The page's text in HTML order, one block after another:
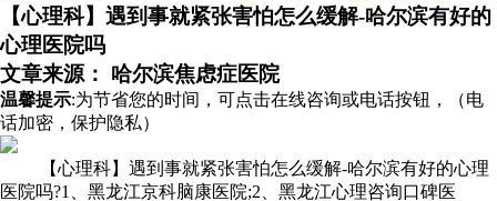
【心理科】遇到事就紧张害怕怎么缓解-哈尔滨有好的
心理医院吗
文章来源： 哈尔滨焦虑症医院
温馨提示:为节省您的时间，可点击在线咨询或电话按钮，（电
话加密，保护隐私）
【心理科】遇到事就紧张害怕怎么缓解-哈尔滨有好的心理
医院吗?1、黑龙江京科脑康医院;2、黑龙江心理咨询口碑医